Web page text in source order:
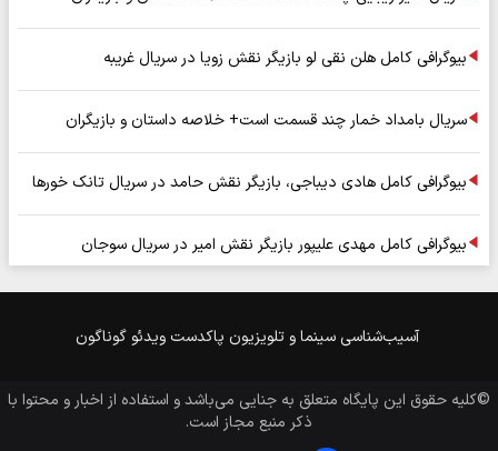
بیوگرافی کامل هلن نقی لو بازیگر نقش زویا در سریال غریبه
سریال بامداد خمار چند قسمت است+ خلاصه داستان و بازیگران
بیوگرافی کامل هادی دیباجی، بازیگر نقش حامد در سریال تانک خورها
بیوگرافی کامل مهدی علیپور بازیگر نقش امیر در سریال سوجان
آسیب‌شناسی سینما و تلویزیون پاکدست ویدئو گوناگون
©کلیه حقوق این پایگاه متعلق به جنایی می‌باشد و استفاده از اخبار و محتوا با
ذکر منبع مجاز است.